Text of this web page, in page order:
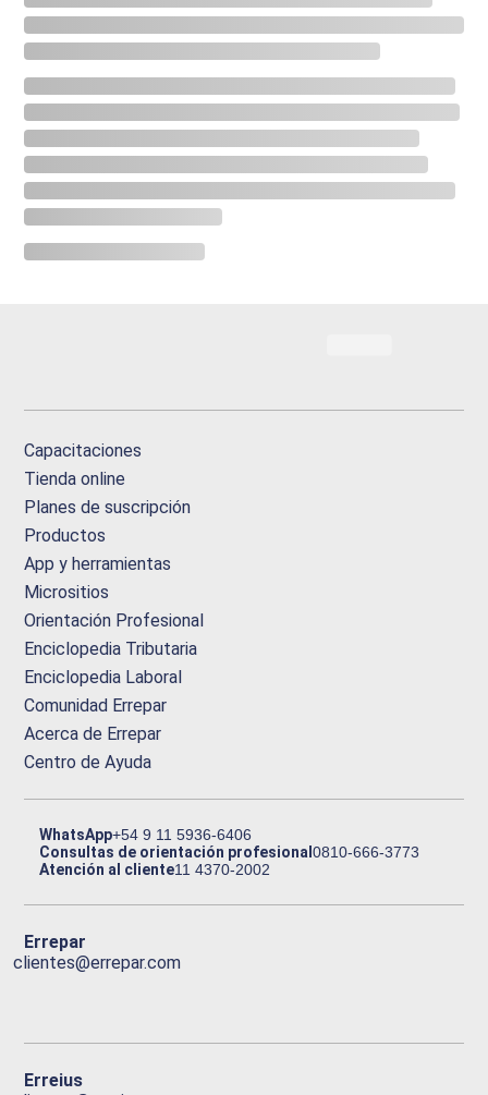
Capacitaciones
Tienda online
Planes de suscripción
Productos
App y herramientas
Micrositios
Orientación Profesional
Enciclopedia Tributaria
Enciclopedia Laboral
Comunidad Errepar
Acerca de Errepar
Centro de Ayuda
WhatsApp+54 9 11 5936-6406
Consultas de orientación profesional0810-666-3773
Atención al cliente11 4370-2002
Errepar
clientes@errepar.com
Erreius